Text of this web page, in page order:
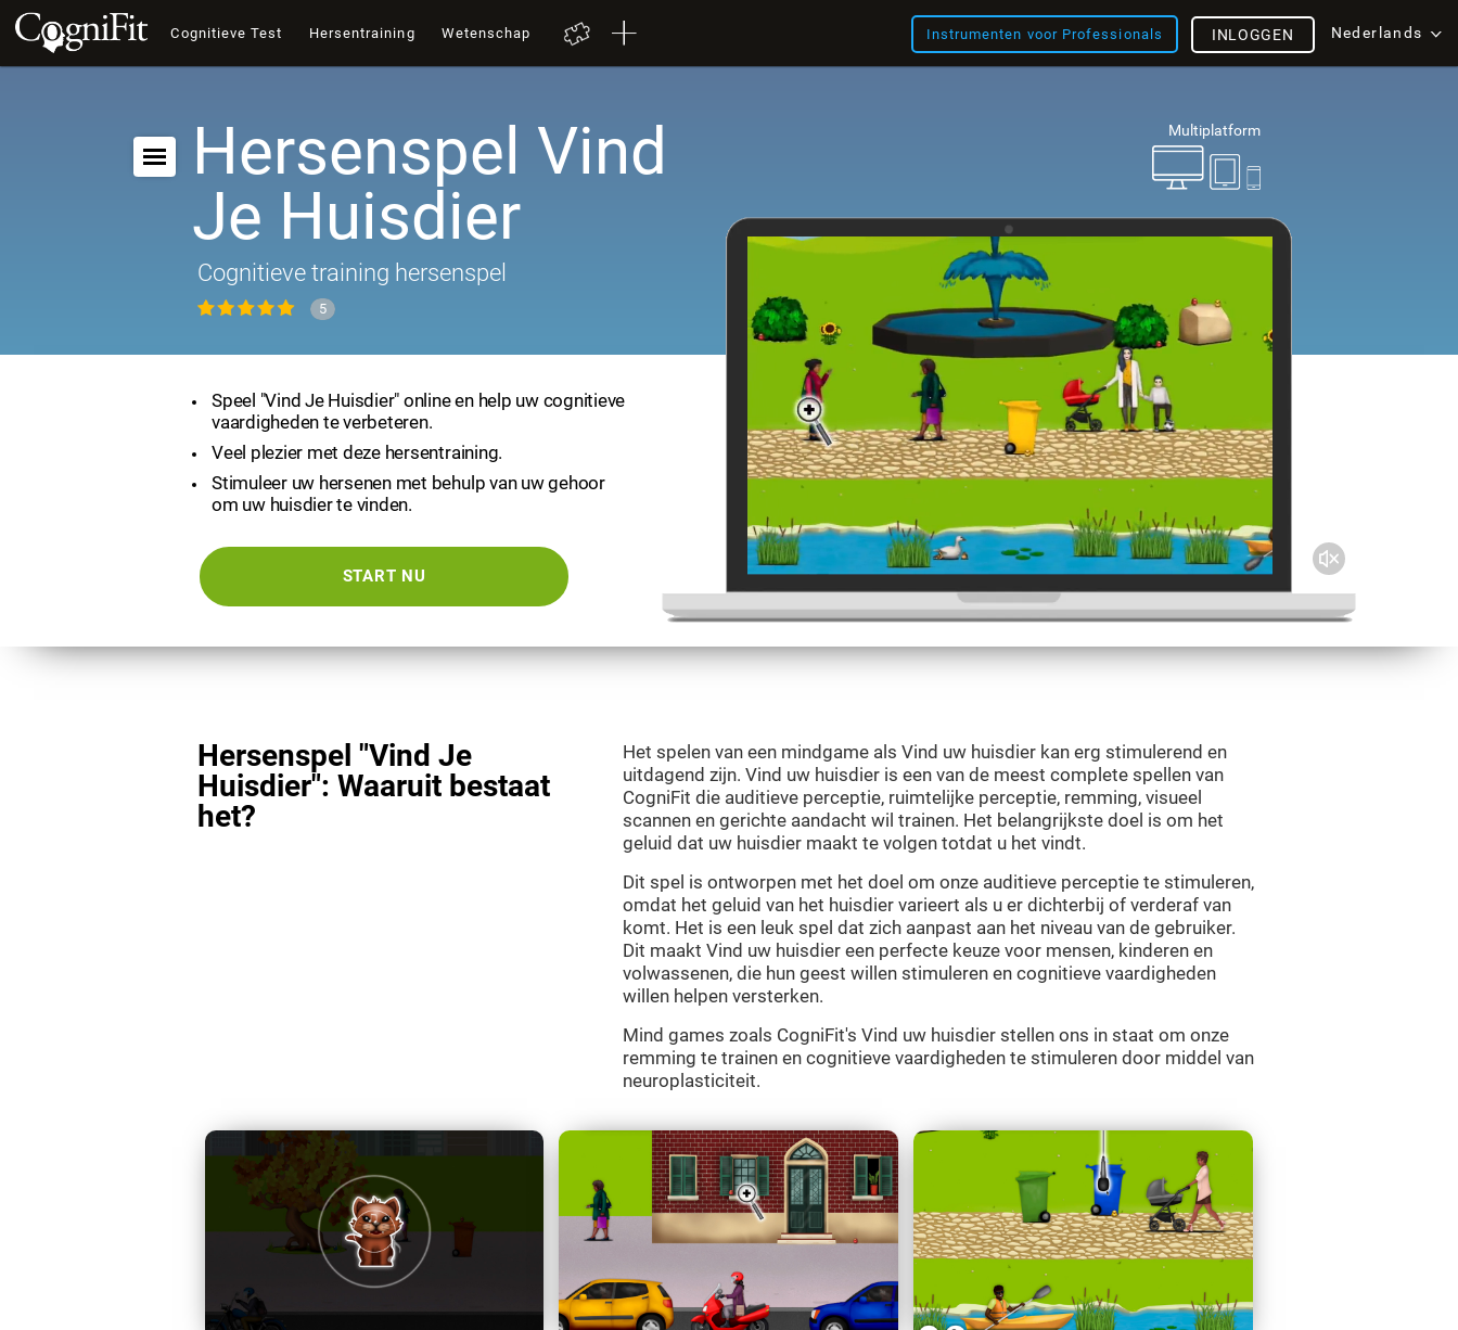
Cognitieve Test Hersentraining Wetenschap Instrumenten voor Professionals Nederlands
INLOGGEN
Multiplatform
Hersenspel Vind
Je Huisdier
Cognitieve training hersenspel
5
Speel "Vind Je Huisdier" online en help uw cognitieve
vaardigheden te verbeteren.
Veel plezier met deze hersentraining.
Stimuleer uw hersenen met behulp van uw gehoor
om uw huisdier te vinden.
START NU
Hersenspel "Vind Je
Huisdier": Waaruit bestaat
het?
Het spelen van een mindgame als Vind uw huisdier kan erg stimulerend en
uitdagend zijn. Vind uw huisdier is een van de meest complete spellen van
CogniFit die auditieve perceptie, ruimtelijke perceptie, remming, visueel
scannen en gerichte aandacht wil trainen. Het belangrijkste doel is om het
geluid dat uw huisdier maakt te volgen totdat u het vindt.
Dit spel is ontworpen met het doel om onze auditieve perceptie te stimuleren,
omdat het geluid van het huisdier varieert als u er dichterbij of verderaf van
komt. Het is een leuk spel dat zich aanpast aan het niveau van de gebruiker.
Dit maakt Vind uw huisdier een perfecte keuze voor mensen, kinderen en
volwassenen, die hun geest willen stimuleren en cognitieve vaardigheden
willen helpen versterken.
Mind games zoals CogniFit's Vind uw huisdier stellen ons in staat om onze
remming te trainen en cognitieve vaardigheden te stimuleren door middel van
neuroplasticiteit.